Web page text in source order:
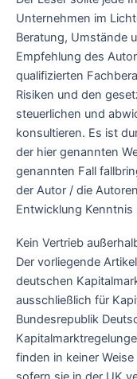
Unternehmen im
Beratung, Umstände
Empfehlung des
qualifizierten
Risiken und den
steuerlichen und
konsultieren. Es ist
der hier genannten
genannten Fall
der Autor / die
Entwicklung Kenntnis
Kein Vertrieb
Der vorliegende
deutschen
ausschließlich für
Bundesrepublik
finden in keiner